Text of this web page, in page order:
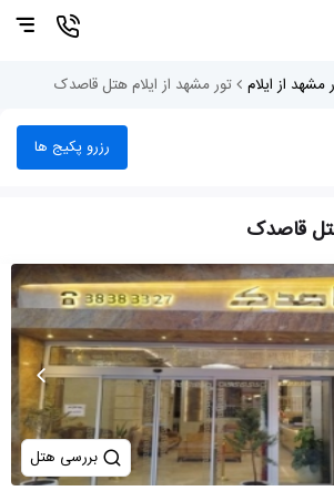
مشهد از ایلام تور مشهد از ایلام هتل قاصدک
رزرو پکیج ها
قاصدک
بررسی هتل